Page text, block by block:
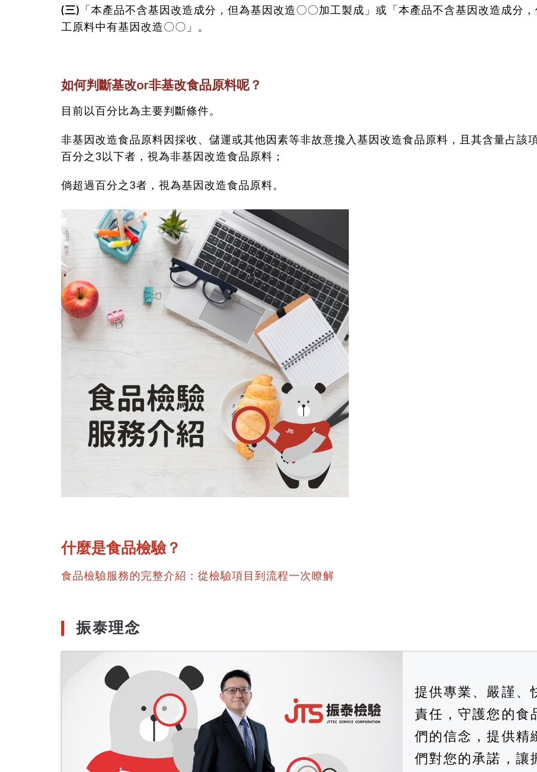
(三) 「本產品不含基因改造成分，但為基因改造〇〇加工製成」或「本產品不含基因改造成分，
工原料中有基因改造〇〇」。
如何判斷基改or非基改食品原料呢？
目前以百分比為主要判斷條件。
非基因改造食品原料因採收、儲運或其他因素等非故意攙入基因改造食品原料，且其含量占該
百分之3以下者，視為非基因改造食品原料；
倘超過百分之3者，視為基因改造食品原料。
什麼是食品檢驗？
食品檢驗服務的完整介紹：從檢驗項目到流程一次瞭解
振泰理念
提供專業、嚴謹、
責任，守護您的食
們的信念，提供精
們對您的承諾，讓